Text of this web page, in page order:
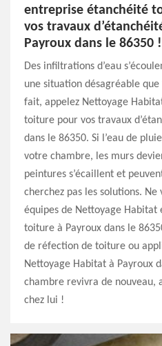
entreprise étanchéité
vos travaux
Payroux dans le 86350 !
Des infiltrations d’eau
une situation désagréable
fait, appelez Nettoyage
toiture pour vos travaux
dans le 86350. Si l’eau de
votre chambre, les murs
peintures s’écaillent et
cherchez pas les solutions. Ne
équipes de Nettoyage
toiture à Payroux dans le
de réfection de toiture ou
Nettoyage Habitat à Payroux
chambre revivra de nouveau,
chez lui !